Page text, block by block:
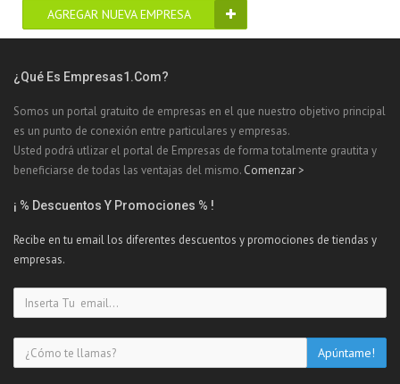
AGREGAR NUEVA EMPRESA
¿Qué Es Empresas1.com?
Somos un portal gratuito de empresas en el que nuestro objetivo principal
es un punto de conexión entre particulares y empresas.
Usted podrá utlizar el portal de Empresas de forma totalmente grautita y
beneficiarse de todas las ventajas del mismo. Comenzar >
¡ % Descuentos Y Promociones % !
Recibe en tu email los diferentes descuentos y promociones de tiendas y
empresas.